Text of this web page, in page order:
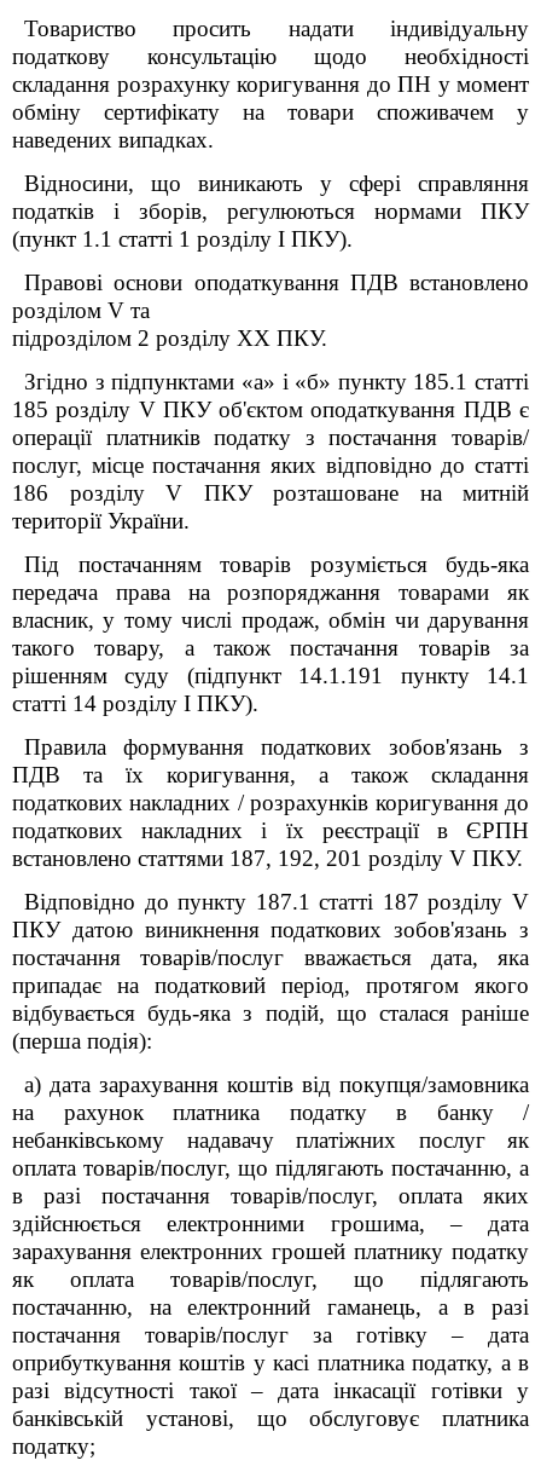
Товариство просить надати індивідуальну
податкову консультацію щодо необхідності
складання розрахунку коригування до ПН у момент
обміну сертифікату на товари споживачем у
наведених випадках.
Відносини, що виникають у сфері справляння
податків і зборів, регулюються нормами ПКУ
(пункт 1.1 статті 1 розділу І ПКУ).
Правові основи оподаткування ПДВ встановлено
розділом V та
підрозділом 2 розділу XX ПКУ.
Згідно з підпунктами «а» і «б» пункту 185.1 статті
185 розділу V ПКУ об'єктом оподаткування ПДВ є
операції платників податку з постачання товарів/
послуг, місце постачання яких відповідно до статті
186 розділу V ПКУ розташоване на митній
території України.
Під постачанням товарів розуміється будь-яка
передача права на розпоряджання товарами як
власник, у тому числі продаж, обмін чи дарування
такого товару, а також постачання товарів за
рішенням суду (підпункт 14.1.191 пункту 14.1
статті 14 розділу I ПКУ).
Правила формування податкових зобов'язань з
ПДВ та їх коригування, а також складання
податкових накладних / розрахунків коригування до
податкових накладних і їх реєстрації в ЄРПН
встановлено статтями 187, 192, 201 розділу V ПКУ.
Відповідно до пункту 187.1 статті 187 розділу V
ПКУ датою виникнення податкових зобов'язань з
постачання товарів/послуг вважається дата, яка
припадає на податковий період, протягом якого
відбувається будь-яка з подій, що сталася раніше
(перша подія):
а) дата зарахування коштів від покупця/замовника
на рахунок платника податку в банку /
небанківському надавачу платіжних послуг як
оплата товарів/послуг, що підлягають постачанню, а
в разі постачання товарів/послуг, оплата яких
здійснюється електронними грошима, – дата
зарахування електронних грошей платнику податку
як оплата товарів/послуг, що підлягають
постачанню, на електронний гаманець, а в разі
постачання товарів/послуг за готівку – дата
оприбуткування коштів у касі платника податку, а в
разі відсутності такої – дата інкасації готівки у
банківській установі, що обслуговує платника
податку;